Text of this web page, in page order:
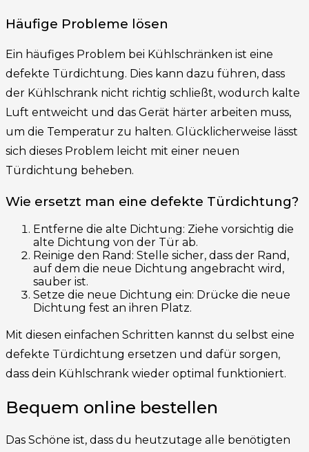
Häufige Probleme lösen
Ein häufiges Problem bei Kühlschränken ist eine
defekte Türdichtung. Dies kann dazu führen, dass
der Kühlschrank nicht richtig schließt, wodurch kalte
Luft entweicht und das Gerät härter arbeiten muss,
um die Temperatur zu halten. Glücklicherweise lässt
sich dieses Problem leicht mit einer neuen
Türdichtung beheben.
Wie ersetzt man eine defekte Türdichtung?
Entferne die alte Dichtung: Ziehe vorsichtig die
alte Dichtung von der Tür ab.
Reinige den Rand: Stelle sicher, dass der Rand,
auf dem die neue Dichtung angebracht wird,
sauber ist.
Setze die neue Dichtung ein: Drücke die neue
Dichtung fest an ihren Platz.
Mit diesen einfachen Schritten kannst du selbst eine
defekte Türdichtung ersetzen und dafür sorgen,
dass dein Kühlschrank wieder optimal funktioniert.
Bequem online bestellen
Das Schöne ist, dass du heutzutage alle benötigten